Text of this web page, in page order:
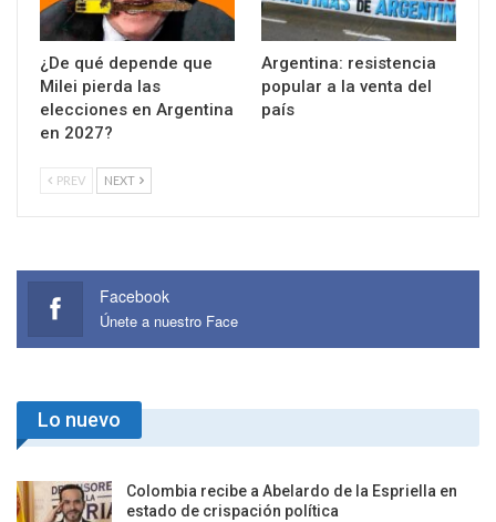
¿De qué depende que
Milei pierda las
elecciones en Argentina
en 2027?
Argentina: resistencia
popular a la venta del
país
PREV NEXT
Facebook
Únete a nuestro Face
Lo nuevo
Colombia recibe a Abelardo de la Espriella en
estado de crispación política